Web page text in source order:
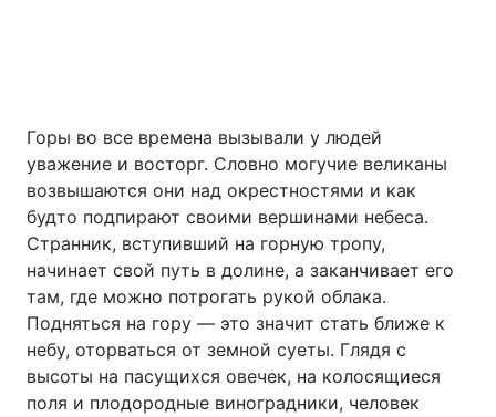
РЕГІОНИ
Київ Львів
Дніпро Харків
Одеса
Спорт Наука
Горы во все времена вызывали у людей
уважение и восторг. Словно могучие великаны
возвышаются они над окрестностями и как
будто подпирают своими вершинами небеса.
Странник, вступивший на горную тропу,
начинает свой путь в долине, а заканчивает его
там, где можно потрогать рукой облака.
Подняться на гору — это значит стать ближе к
небу, оторваться от земной суеты. Глядя с
высоты на пасущихся овечек, на колосящиеся
поля и плодородные виноградники, человек